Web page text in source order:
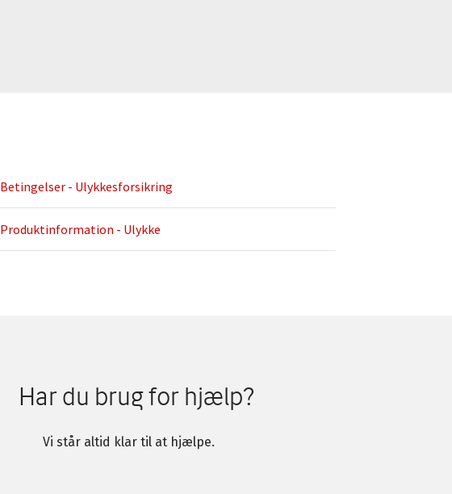
Betingelser - Ulykkesforsikring
Produktinformation - Ulykke
Har du brug for hjælp?
Vi står altid klar til at hjælpe.